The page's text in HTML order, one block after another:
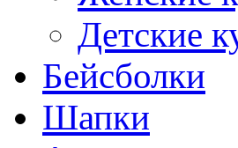
Детские
Бейсболки
Шапки